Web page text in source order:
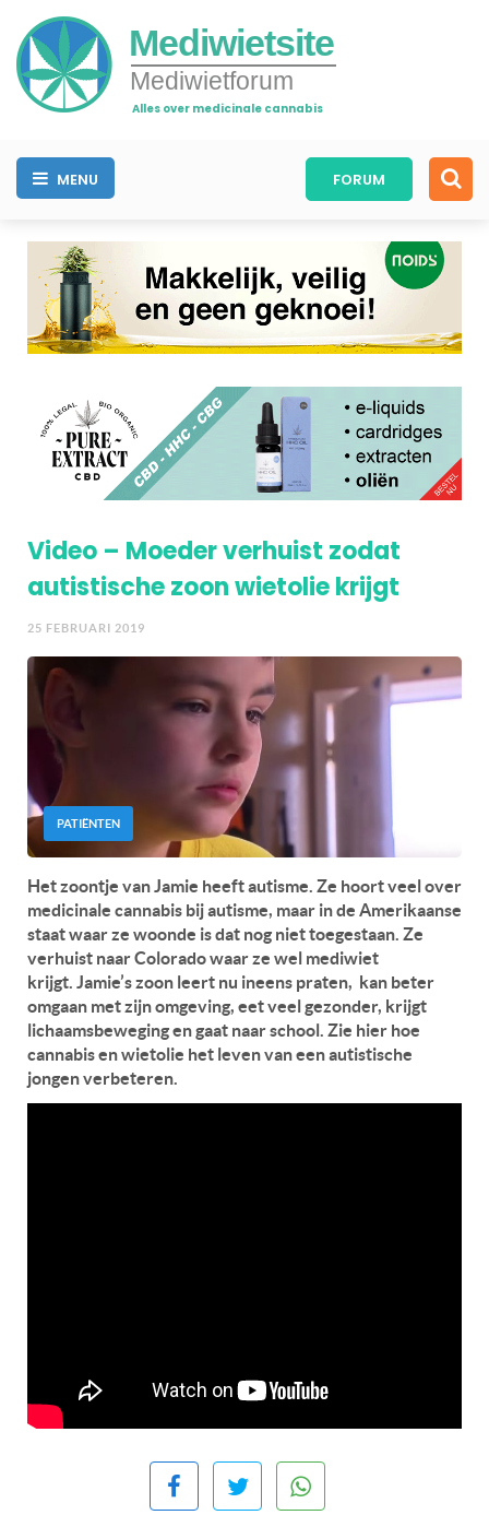
Mediwietsite
Mediwietforum
Alles over medicinale cannabis
MENU FORUM
Video – Moeder verhuist zodat
autistische zoon wietolie krijgt
25 FEBRUARI 2019
PATIËNTEN
Het zoontje van Jamie heeft autisme. Ze hoort veel over
medicinale cannabis bij autisme, maar in de Amerikaanse
staat waar ze woonde is dat nog niet toegestaan. Ze
verhuist naar Colorado waar ze wel mediwiet
krijgt. Jamie’s zoon leert nu ineens praten, kan beter
omgaan met zijn omgeving, eet veel gezonder, krijgt
lichaamsbeweging en gaat naar school. Zie hier hoe
cannabis en wietolie het leven van een autistische
jongen verbeteren.